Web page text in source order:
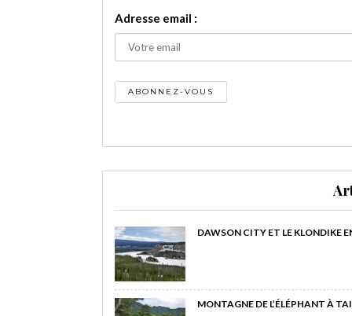
Adresse email :
DAWSON CITY ET LE KLONDIKE
MONTAGNE DE L’ÉLÉPHANT À